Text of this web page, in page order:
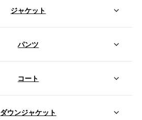
ジャケット
パンツ
コート
ダウンジャケット